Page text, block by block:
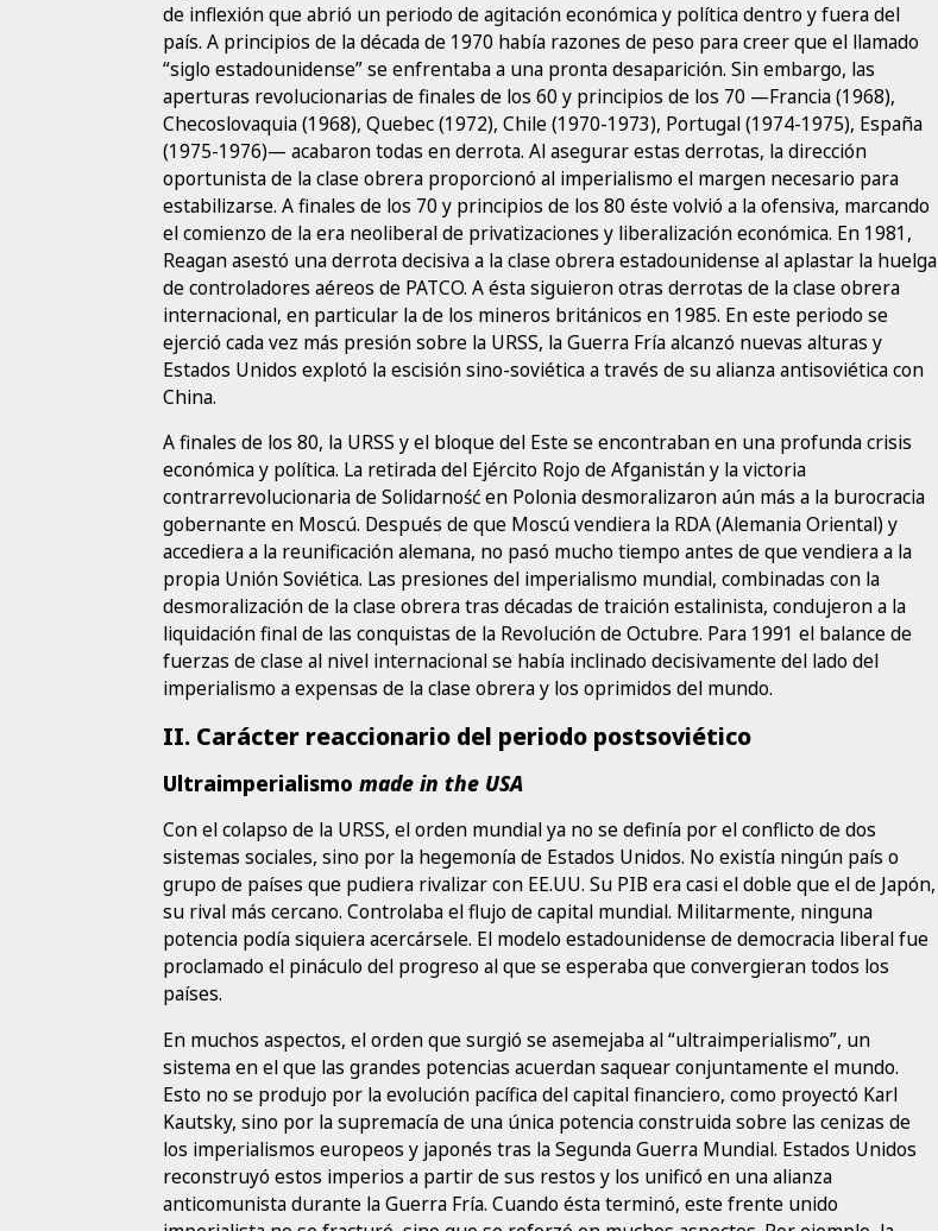
de inflexión que abrió un periodo de agitación económica y política dentro y fuera del
país. A principios de la década de 1970 había razones de peso para creer que el llamado
“siglo estadounidense” se enfrentaba a una pronta desaparición. Sin embargo, las
aperturas revolucionarias de finales de los 60 y principios de los 70 —Francia (1968),
Checoslovaquia (1968), Quebec (1972), Chile (1970-1973), Portugal (1974-1975), España
(1975-1976)— acabaron todas en derrota. Al asegurar estas derrotas, la dirección
oportunista de la clase obrera proporcionó al imperialismo el margen necesario para
estabilizarse. A finales de los 70 y principios de los 80 éste volvió a la ofensiva, marcando
el comienzo de la era neoliberal de privatizaciones y liberalización económica. En 1981,
Reagan asestó una derrota decisiva a la clase obrera estadounidense al aplastar la huelga
de controladores aéreos de PATCO. A ésta siguieron otras derrotas de la clase obrera
internacional, en particular la de los mineros británicos en 1985. En este periodo se
ejerció cada vez más presión sobre la URSS, la Guerra Fría alcanzó nuevas alturas y
Estados Unidos explotó la escisión sino-soviética a través de su alianza antisoviética con
China.
A finales de los 80, la URSS y el bloque del Este se encontraban en una profunda crisis
económica y política. La retirada del Ejército Rojo de Afganistán y la victoria
contrarrevolucionaria de Solidarność en Polonia desmoralizaron aún más a la burocracia
gobernante en Moscú. Después de que Moscú vendiera la RDA (Alemania Oriental) y
accediera a la reunificación alemana, no pasó mucho tiempo antes de que vendiera a la
propia Unión Soviética. Las presiones del imperialismo mundial, combinadas con la
desmoralización de la clase obrera tras décadas de traición estalinista, condujeron a la
liquidación final de las conquistas de la Revolución de Octubre. Para 1991 el balance de
fuerzas de clase al nivel internacional se había inclinado decisivamente del lado del
imperialismo a expensas de la clase obrera y los oprimidos del mundo.
II. Carácter reaccionario del periodo postsoviético
Ultraimperialismomade in the USA
Con el colapso de la URSS, el orden mundial ya no se definía por el conflicto de dos
sistemas sociales, sino por la hegemonía de Estados Unidos. No existía ningún país o
grupo de países que pudiera rivalizar con EE.UU. Su PIB era casi el doble que el de Japón,
su rival más cercano. Controlaba el flujo de capital mundial. Militarmente, ninguna
potencia podía siquiera acercársele. El modelo estadounidense de democracia liberal fue
proclamado el pináculo del progreso al que se esperaba que convergieran todos los
países.
En muchos aspectos, el orden que surgió se asemejaba al “ultraimperialismo”, un
sistema en el que las grandes potencias acuerdan saquear conjuntamente el mundo.
Esto no se produjo por la evolución pacífica del capital financiero, como proyectó Karl
Kautsky, sino por la supremacía de una única potencia construida sobre las cenizas de
los imperialismos europeos y japonés tras la Segunda Guerra Mundial. Estados Unidos
reconstruyó estos imperios a partir de sus restos y los unificó en una alianza
anticomunista durante la Guerra Fría. Cuando ésta terminó, este frente unido